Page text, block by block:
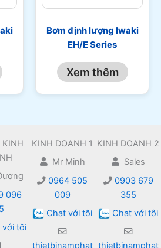
Bơm định lượng Iwaki
EH/E Series
Xem thêm
KINH
096
với tôi
KINH DOANH 1
Mr Minh
0964 505
009
Chat với tôi
thietbinamphat
KINH DOANH 2
Sales
0903 679
355
Chat với tôi
thietbinamphat